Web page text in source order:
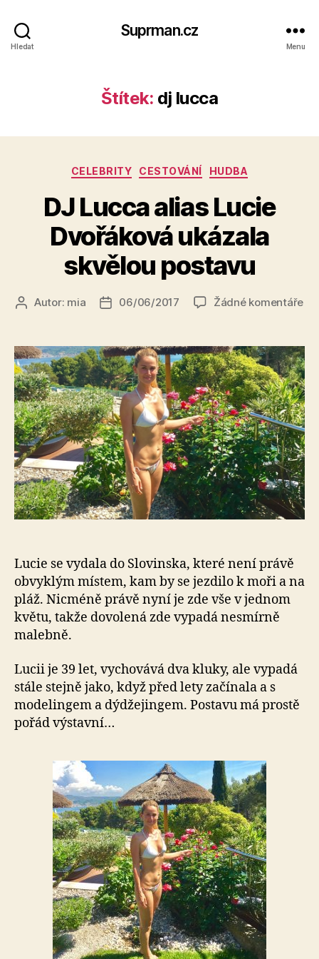
Hledat
Suprman.cz
Menu
Štítek: dj lucca
Rubriky
CELEBRITY CESTOVÁNÍ HUDBA
DJ Lucca alias Lucie
Dvořáková ukázala
skvělou postavu
AutorAutor: mia
Datum
06/06/2017 Žádné komentářeu
DJ
Lucie se vydala do Slovinska, které není právě
obvyklým místem, kam by se jezdilo k moři a na
pláž. Nicméně právě nyní je zde vše v jednom
květu, takže dovolená zde vypadá nesmírně
malebně.
Lucii je 39 let, vychovává dva kluky, ale vypadá
stále stejně jako, když před lety začínala a s
modelingem a dýdžejingem. Postavu má prostě
pořád výstavní…